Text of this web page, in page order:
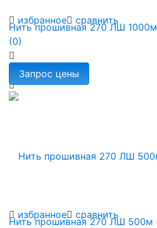
избранное сравнить
избранное сравнить
Нить прошивная 270 ЛШ 1000м
(0)
Нить прошивная 270 ЛШ 500м